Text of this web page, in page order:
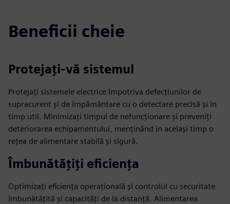
Beneficii cheie
Protejați-vă sistemul
Protejați sistemele electrice împotriva defecțiunilor de
supracurent și de împământare cu o detectare precisă și în
timp util. Minimizați timpul de nefuncționare și preveniți
deteriorarea echipamentului, menținând în același timp o
rețea de alimentare stabilă și sigură.
Îmbunătățiți eficiența
Optimizați eficiența operațională și controlul cu securitate
îmbunătățită și capacități de la distanță. Alimentarea